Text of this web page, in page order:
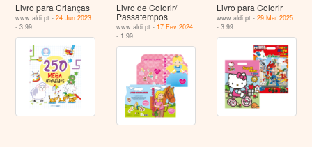
Livro para Crianças
www.aldi.pt -24 Jun 2023
- 3.99
Livro de Colorir/
Passatempos
www.aldi.pt - 17 Fev 2024
- 1.99
Livro para Colorir
www.aldi.pt -29 Mar 2025
- 3.99